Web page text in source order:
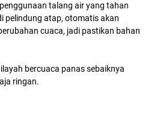
talang air yang tahan
pelindung atap, otomatis akan
cuaca, jadi pastikan bahan
bercuaca panas sebaiknya
ringan.